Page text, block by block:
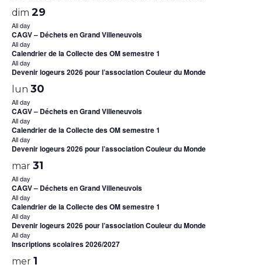
dim 29
All day
CAGV – Déchets en Grand Villeneuvois
All day
Calendrier de la Collecte des OM semestre 1
All day
Devenir logeurs 2026 pour l’association Couleur du Monde
lun 30
All day
CAGV – Déchets en Grand Villeneuvois
All day
Calendrier de la Collecte des OM semestre 1
All day
Devenir logeurs 2026 pour l’association Couleur du Monde
mar 31
All day
CAGV – Déchets en Grand Villeneuvois
All day
Calendrier de la Collecte des OM semestre 1
All day
Devenir logeurs 2026 pour l’association Couleur du Monde
All day
Inscriptions scolaires 2026/2027
mer 1